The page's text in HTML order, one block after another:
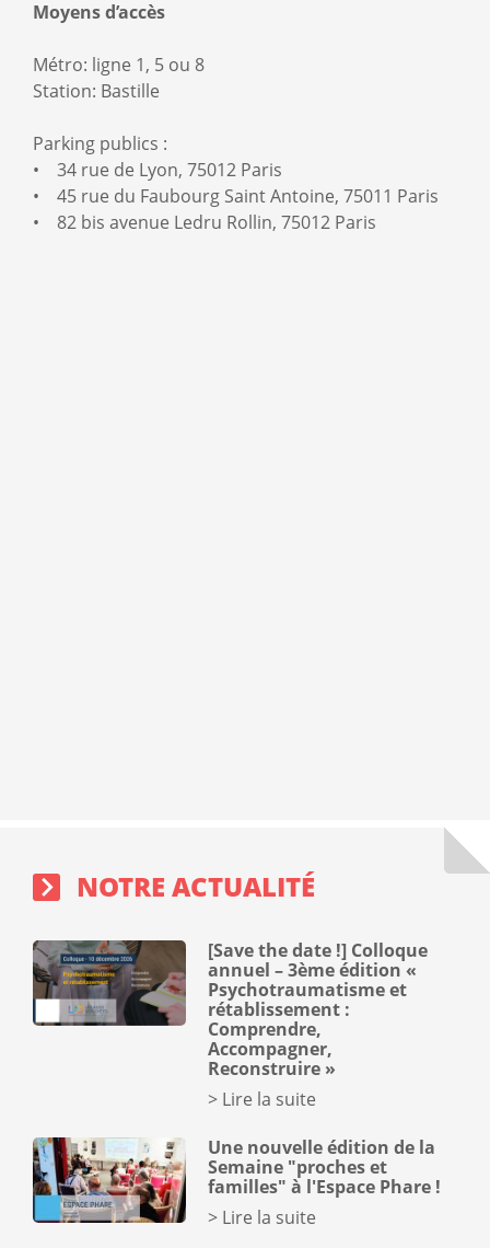
Moyens d’accès
Métro: ligne 1, 5 ou 8
Station: Bastille
Parking publics :
• 34 rue de Lyon, 75012 Paris
• 45 rue du Faubourg Saint Antoine, 75011 Paris
• 82 bis avenue Ledru Rollin, 75012 Paris
NOTRE ACTUALITÉ
[Save the date !] Colloque
annuel – 3ème édition «
Psychotraumatisme et
rétablissement :
Comprendre,
Accompagner,
Reconstruire »
Lire la suite
Une nouvelle édition de la
Semaine "proches et
familles" à l'Espace Phare !
Lire la suite